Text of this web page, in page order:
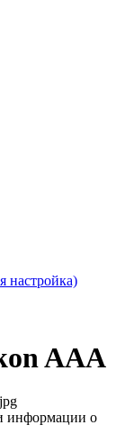
AAA
информации о